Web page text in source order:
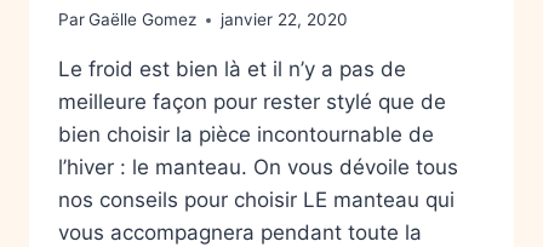
ParGaëlle Gomez janvier 22, 2020
Le froid est bien là et il n’y a pas de
meilleure façon pour rester stylé que de
bien choisir la pièce incontournable de
l’hiver : le manteau. On vous dévoile tous
nos conseils pour choisir LE manteau qui
vous accompagnera pendant toute la